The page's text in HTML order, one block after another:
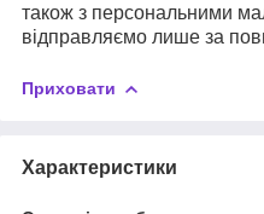
також з персональними
відправляємо лише за
Приховати
Характеристики